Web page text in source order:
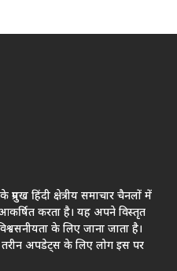
हिंदी क्षेत्रीय समाचार चैनलों में
करता है। यह अपने विस्तृत
के लिए जाना जाता है।
अपडेट्स के लिए लोग इस पर